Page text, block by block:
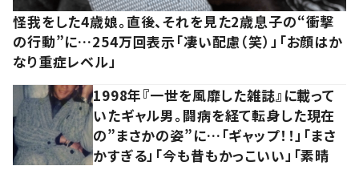
怪我をした4歳娘。直後、それを見た2歳息子の“衝撃
の行動”に…254万回表示「凄い配慮（笑）」「お顔はか
なり重症レベル」
1998年『一世を風靡した雑誌』に載って
いたギャル男。闘病を経て転身した現在
の”まさかの姿”に…「ギャップ！！」「まさ
かすぎる」「今も昔もかっこいい」「素晴